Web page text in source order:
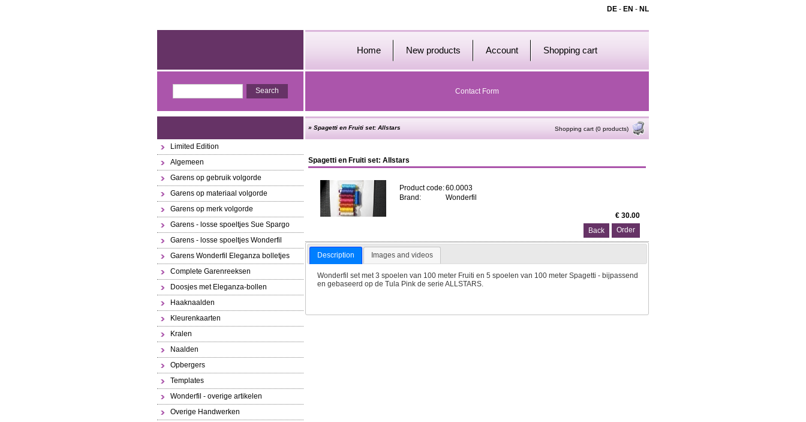
DE - EN - NL
Home New products Account Shopping cart
Contact Form
Limited Edition
Algemeen
Garens op gebruik volgorde
Garens op materiaal volgorde
Garens op merk volgorde
Garens - losse spoeltjes Sue Spargo
Garens - losse spoeltjes Wonderfil
Garens Wonderfil Eleganza bolletjes
Complete Garenreeksen
Doosjes met Eleganza-bollen
Haaknaalden
Kleurenkaarten
Kralen
Naalden
Opbergers
Templates
Wonderfil - overige artikelen
Overige Handwerken
» Spagetti en Fruiti set: Allstars Shopping cart (0 products)
Spagetti en Fruiti set: Allstars
Product code:60.0003
Brand:
Wonderfil
€ 30.00
Back
Description Images and videos
Wonderfil set met 3 spoelen van 100 meter Fruiti en 5 spoelen van 100 meter Spagetti - bijpassend
en gebaseerd op de Tula Pink de serie ALLSTARS.